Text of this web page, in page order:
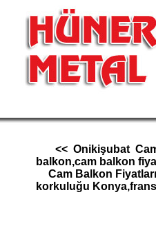
<< Onikişubat
balkon,cam balkon
Cam Balkon
korkuluğu